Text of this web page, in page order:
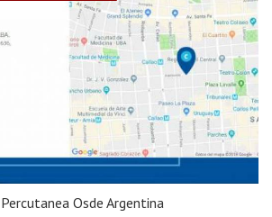
Osde Argentina